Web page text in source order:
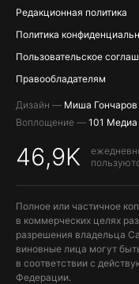
Редакционная политика
Политика
Пользовательское
Правообладателям
Дизайн — Миша Гончаров
Воплощение — 101 Медиа
46,9K
Полное или частичное
в коммерческих целях
разрешения владельца
виновные лица могут
в соответствии с
Федерации.